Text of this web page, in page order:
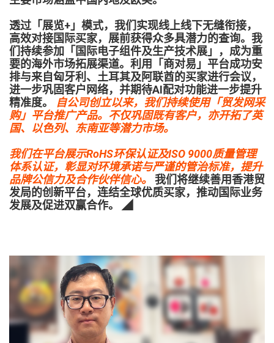
透过「展览+」模式，我们实现线上线下无缝衔接，
高效对接国际买家，展前获得众多具潜力的查询。我
们持续参加「国际电子组件及生产技术展」，成为重
要的海外市场拓展渠道。利用「商对易」平台成功安
排与来自匈牙利、土耳其及阿联酋的买家进行会议，
进一步巩固客户网络，并期待AI配对功能进一步提升
精准度。
自公司创立以来，我们持续使用「贸发网采
购」平台推广产品。不仅巩固既有客户，亦开拓了英
国、以色列、东南亚等潜力市场。
我们在平台展示RoHS环保认证及ISO 9000质量管理
体系认证，彰显对环境承诺与严谨的管治标准，提升
品牌公信力及合作伙伴信心。
我们将继续善用香港贸
发局的创新平台，连结全球优质买家，推动国际业务
发展及促进双赢合作。 ◢